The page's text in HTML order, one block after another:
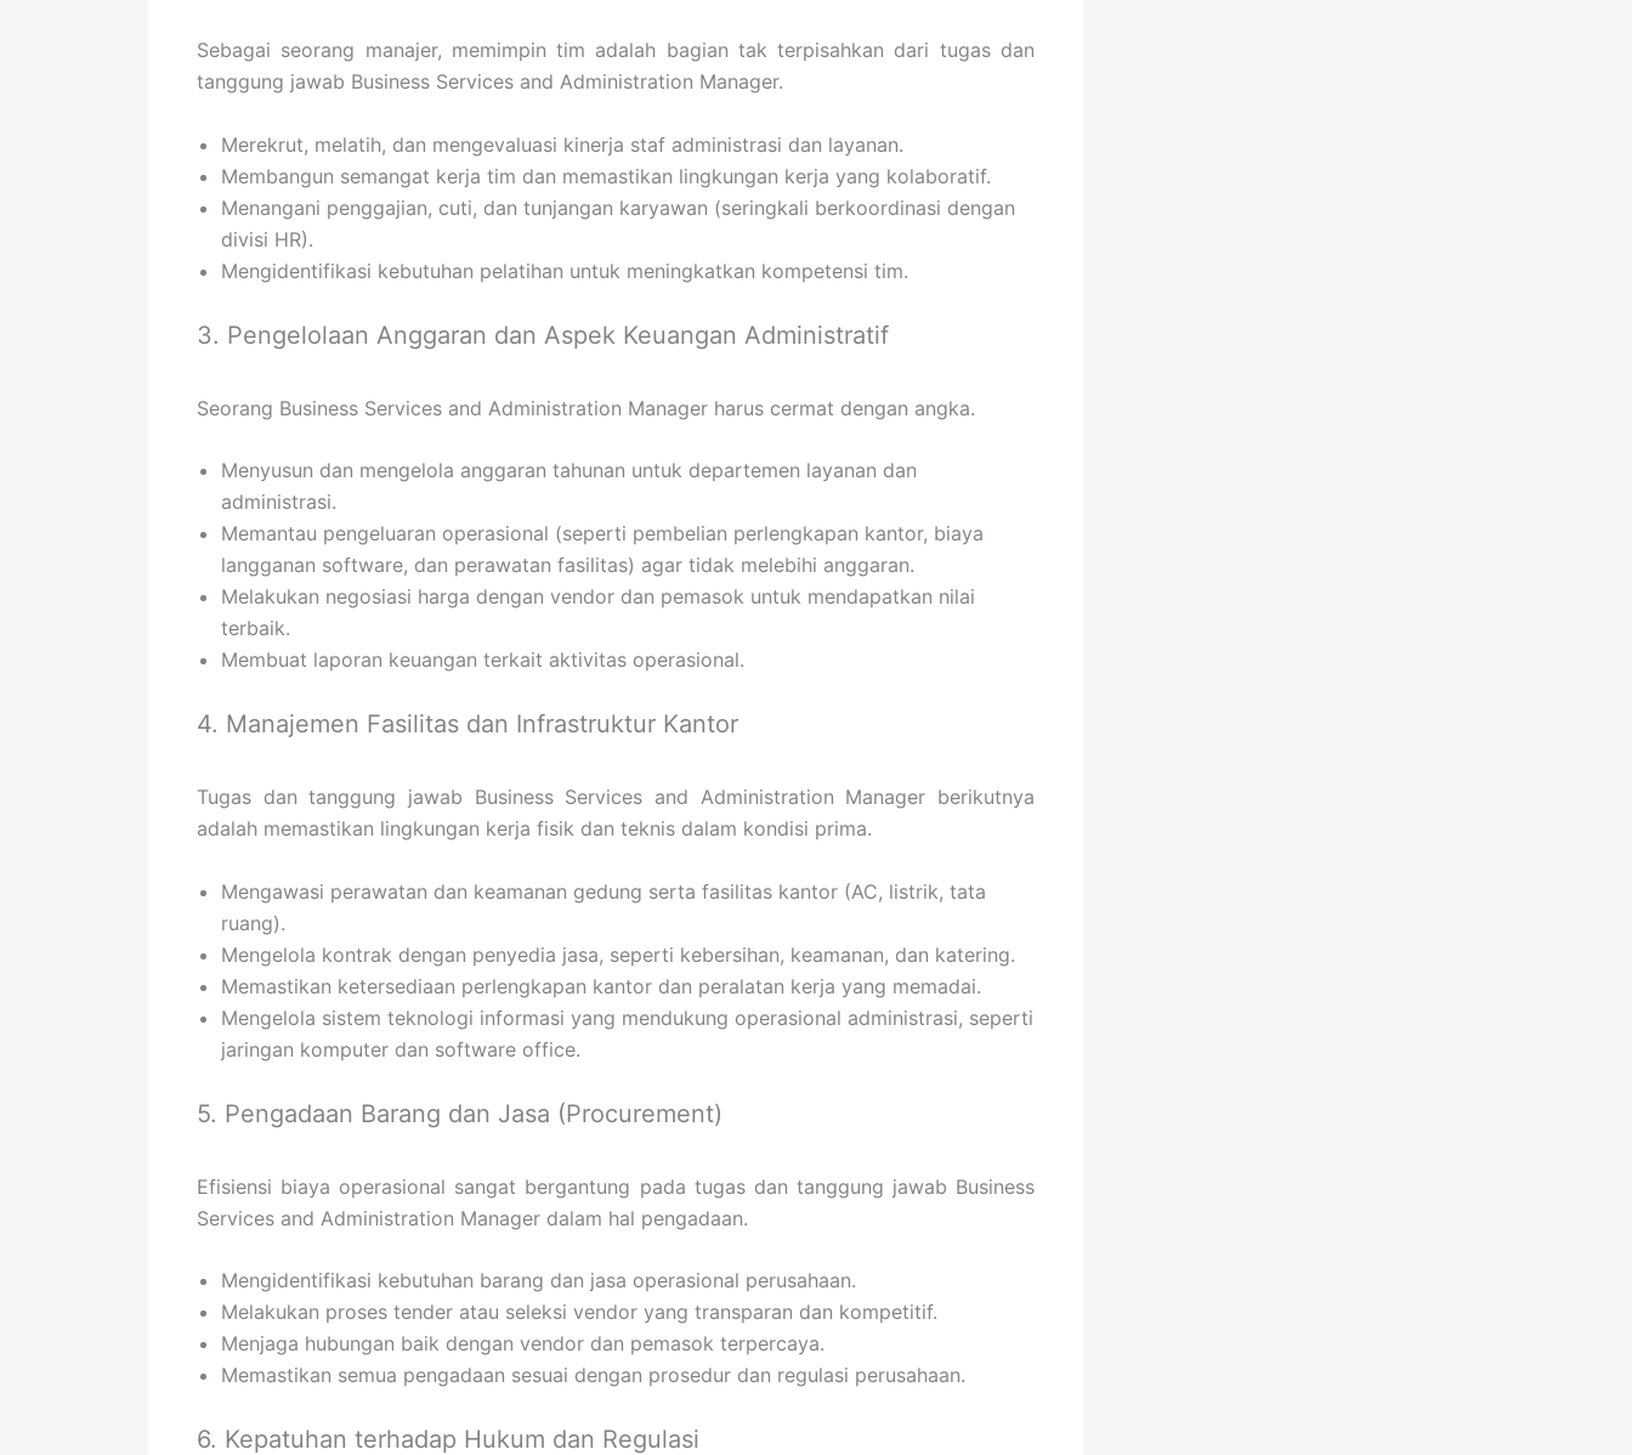
Sebagai seorang manajer, memimpin tim adalah bagian tak terpisahkan dari tugas dan
tanggung jawab Business Services and Administration Manager.
Merekrut, melatih, dan mengevaluasi kinerja staf administrasi dan layanan.
Membangun semangat kerja tim dan memastikan lingkungan kerja yang kolaboratif.
Menangani penggajian, cuti, dan tunjangan karyawan (seringkali berkoordinasi dengan
divisi HR).
Mengidentifikasi kebutuhan pelatihan untuk meningkatkan kompetensi tim.
3. Pengelolaan Anggaran dan Aspek Keuangan Administratif
Seorang Business Services and Administration Manager harus cermat dengan angka.
Menyusun dan mengelola anggaran tahunan untuk departemen layanan dan
administrasi.
Memantau pengeluaran operasional (seperti pembelian perlengkapan kantor, biaya
langganan software, dan perawatan fasilitas) agar tidak melebihi anggaran.
Melakukan negosiasi harga dengan vendor dan pemasok untuk mendapatkan nilai
terbaik.
Membuat laporan keuangan terkait aktivitas operasional.
4. Manajemen Fasilitas dan Infrastruktur Kantor
Tugas dan tanggung jawab Business Services and Administration Manager berikutnya
adalah memastikan lingkungan kerja fisik dan teknis dalam kondisi prima.
Mengawasi perawatan dan keamanan gedung serta fasilitas kantor (AC, listrik, tata
ruang).
Mengelola kontrak dengan penyedia jasa, seperti kebersihan, keamanan, dan katering.
Memastikan ketersediaan perlengkapan kantor dan peralatan kerja yang memadai.
Mengelola sistem teknologi informasi yang mendukung operasional administrasi, seperti
jaringan komputer dan software office.
5. Pengadaan Barang dan Jasa (Procurement)
Efisiensi biaya operasional sangat bergantung pada tugas dan tanggung jawab Business
Services and Administration Manager dalam hal pengadaan.
Mengidentifikasi kebutuhan barang dan jasa operasional perusahaan.
Melakukan proses tender atau seleksi vendor yang transparan dan kompetitif.
Menjaga hubungan baik dengan vendor dan pemasok terpercaya.
Memastikan semua pengadaan sesuai dengan prosedur dan regulasi perusahaan.
6. Kepatuhan terhadap Hukum dan Regulasi